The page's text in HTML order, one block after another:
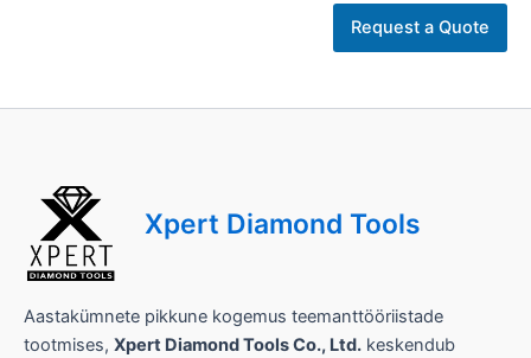
Request a Quote
Xpert Diamond Tools
Aastakümnete pikkune kogemus teemanttööriistade
tootmises, Xpert Diamond Tools Co., Ltd. keskendub